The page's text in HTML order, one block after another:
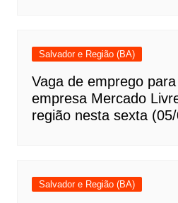
Salvador e Região (BA)
Vaga de emprego
empresa Mercado
região nesta sexta
Salvador e Região (BA)